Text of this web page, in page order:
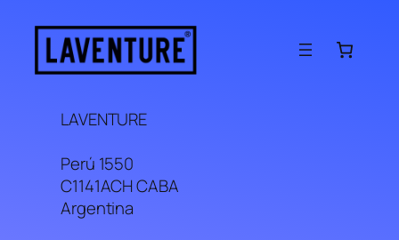
contenido
LAVENTURE
Perú 1550
C1141ACH CABA
Argentina